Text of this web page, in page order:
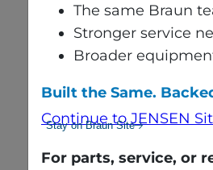
The same Braun
Stronger service
Broader
Built the Same.
Continue to JENSEN
Stay on Braun Site
For parts, service, or